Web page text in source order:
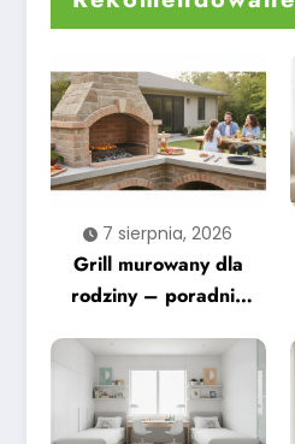
7 sierpnia, 2026
Grill murowany dla
rodziny – poradnik